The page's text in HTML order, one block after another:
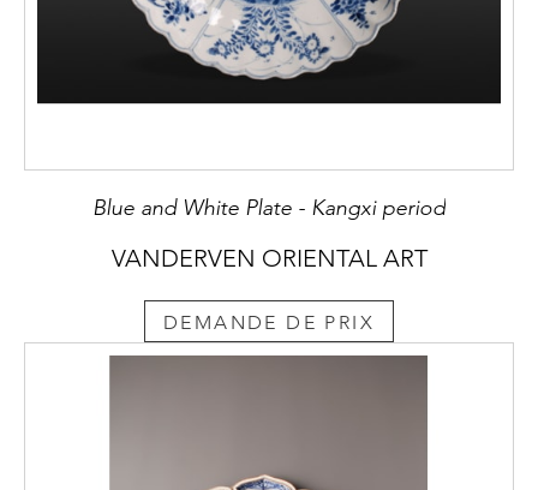
Blue and White Plate - Kangxi period
VANDERVEN ORIENTAL ART
DEMANDE DE PRIX